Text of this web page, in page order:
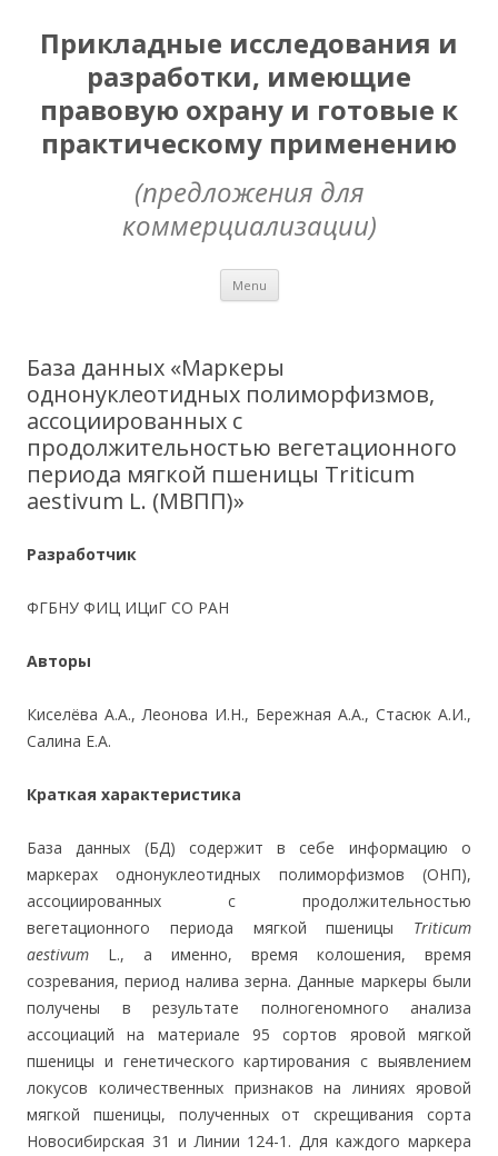
Прикладные исследования и
разработки, имеющие
правовую охрану и готовые к
практическому применению
(предложения для
коммерциализации)
Menu Skip
content
База данных «Маркеры
однонуклеотидных полиморфизмов,
ассоциированных с
продолжительностью вегетационного
периода мягкой пшеницы Triticum
aestivum L. (МВПП)»
Разработчик
ФГБНУ ФИЦ ИЦиГ СО РАН
Авторы
Киселёва А.А., Леонова И.Н., Бережная А.А., Стасюк А.И.,
Салина Е.А.
Краткая характеристика
База данных (БД) содержит в себе информацию о
маркерах однонуклеотидных полиморфизмов (ОНП),
ассоциированных с продолжительностью
вегетационного периода мягкой пшеницы Triticum
aestivum L., а именно, время колошения, время
созревания, период налива зерна. Данные маркеры были
получены в результате полногеномного анализа
ассоциаций на материале 95 сортов яровой мягкой
пшеницы и генетического картирования с выявлением
локусов количественных признаков на линиях яровой
мягкой пшеницы, полученных от скрещивания сорта
Новосибирская 31 и Линии 124-1. Для каждого маркера